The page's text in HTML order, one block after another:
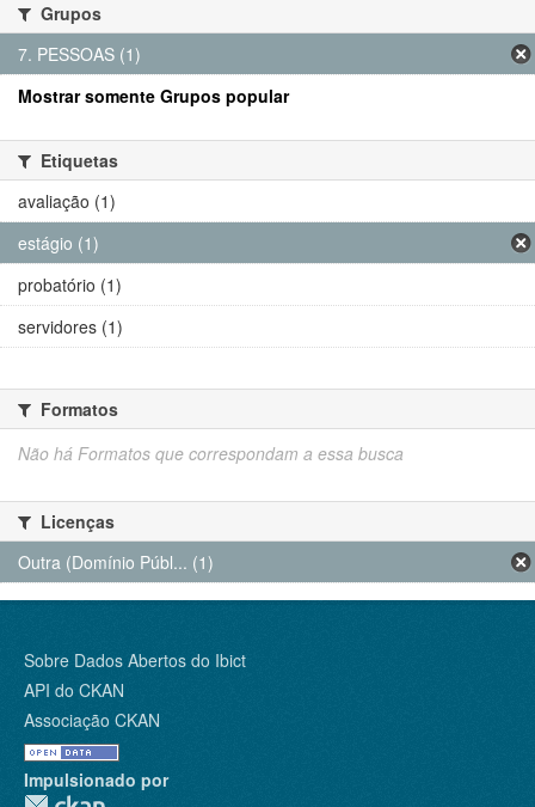
Grupos
7. PESSOAS (1)
Mostrar somente Grupos popular
Etiquetas
avaliação (1)
estágio (1)
probatório (1)
servidores (1)
Formatos
Não há Formatos que correspondam a essa busca
Licenças
Outra (Domínio Públ... (1)
Sobre Dados Abertos do Ibict
API do CKAN
Associação CKAN
Impulsionado por